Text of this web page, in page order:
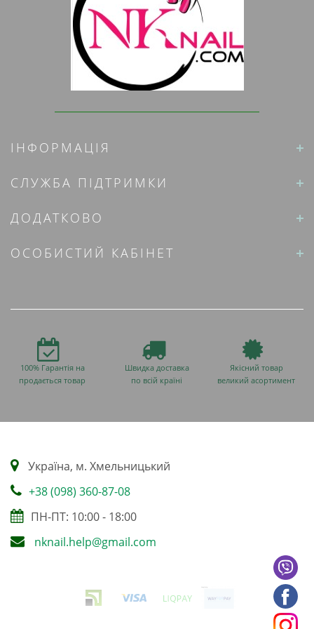
ІНФОРМАЦІЯ
СЛУЖБА ПІДТРИМКИ
ДОДАТКОВО
ОСОБИСТИЙ КАБІНЕТ
100% Гарантія на
продається товар
Швидка доставка
по всій країні
Якісний товар
великий асортимент
Українa, м. Хмельницький
+38 (098) 360-87-08
ПН-ПТ: 10:00 - 18:00
nknail.help@gmail.com